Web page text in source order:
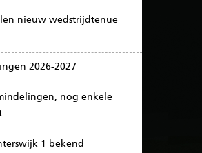
nieuw wedstrijdtenue
2026-2027
nog enkele
1 bekend